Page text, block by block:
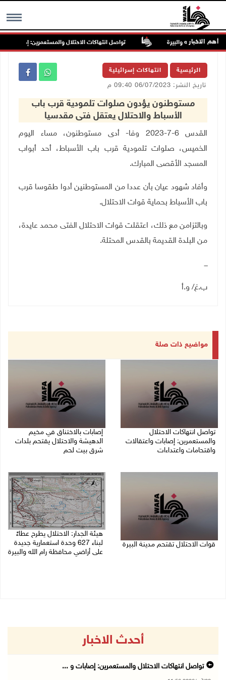
MENU أهم الاخبار تواصل انتهاكات الاحتلال والمستعمرين: إصابات
الرئيسية انتهاكات إسرائيلية
تاريخ النشر: 06/07/2023 09:40 م
مستوطنون يؤدون صلوات تلمودية قرب باب
الأسباط والاحتلال يعتقل فتى مقدسيا
القدس 6-7-2023 وفا- أدى مستوطنون، مساء اليوم
الخميس، صلوات تلمودية قرب باب الأسباط، أحد أبواب
المسجد الأقصى المبارك.
وأفاد شهود عيان بأن عددا من المستوطنين أدوا طقوسا قرب
باب الأسباط بحماية قوات الاحتلال.
وبالتزامن مع ذلك، اعتقلت قوات الاحتلال الفتى محمد عايدة،
من البلدة القديمة بالقدس المحتلة.
ـــ
ب.غ/ و.أ
مواضيع ذات صلة
تواصل انتهاكات الاحتلال
والمستعمرين: إصابات واعتقالات
واقتحامات واعتداءات
إصابات بالاختناق في مخيم
الدهيشة والاحتلال يقتحم بلدات
شرق بيت لحم
قوات الاحتلال تقتحم مدينة البيرة
هيئة الجدار: الاحتلال يطرح عطاءً
لبناء 627 وحدة استعمارية جديدة
على أراضي محافظة رام الله والبيرة
أحدث الاخبار
تواصل انتهاكات الاحتلال والمستعمرين: إصابات و ...